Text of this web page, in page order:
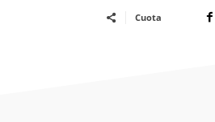
Cuota